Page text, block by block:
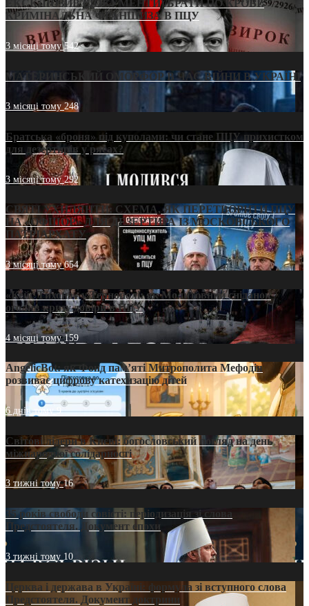
ЕКСКЛЮЗИВ (ДОКУМЕНТИ)/БРАТИ ПО КРОВІ:
КРИМІНАЛЬНА ФРАНШИЗА В ПЦУ
3 місяці тому542
МАТЕРИНСЬКИЙ ОМОРФОР В ЧАС ВІЙНИ В УКРАЇНІ
3 місяці тому248
Братська «броня» під куполами: чи стане ПЦУ прихистком
для дезертирів у рясах?
3 місяці тому292
СВЯТІ УХИЛЯНТИ: СХЕМА, ЯК ПЕРЕТВОРИТИ ПЦУ
НА «ОФШОР» ДЛЯ ДЕЗЕРТИРА ІЗ МОСКОВСЬКОГО
ПАТРІАРХАТУ
3 місяці тому654
«Кейс Тихона» у Тернополі: як Молитовний сніданок
оголив кризу довіри в ПЦУ
4 місяці тому159
AngelicBot: як Фонд пам’яті Митрополита Мефодія
розвиває цифрову катехизацію дітей
6 днів тому9
Світові лідери в Києві: богословський погляд на день
міжнародної солідарності
3 тижні тому16
35 років свободи совісті: періодизація зі слова
Предстоятеля. Документ епохи
3 тижні тому 10
Церква і держава в Україні: формула зі вступного слова
Предстоятеля. Документ доктрини